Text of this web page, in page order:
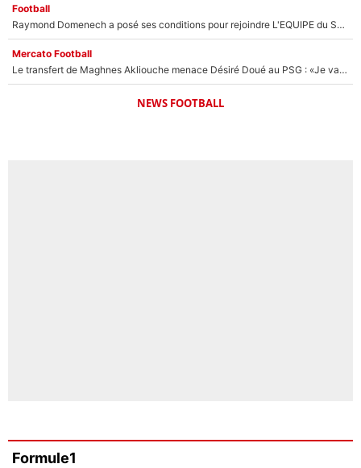
Football
Raymond Domenech a posé ses conditions pour rejoindre L'EQUIPE du Soir : Il refuse de faire l'émission avec un autre chroniqueur !
Mercato Football
Le transfert de Maghnes Akliouche menace Désiré Doué au PSG : «Je valide à 200%»
NEWS FOOTBALL
Formule1